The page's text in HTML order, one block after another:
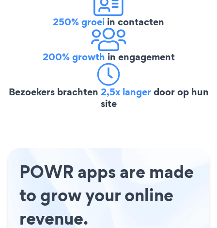
250% groei in contacten
200% growth in engagement
Bezoekers brachten 2,5x langerdoor op hun
site
POWR apps are made
to grow your online
revenue.